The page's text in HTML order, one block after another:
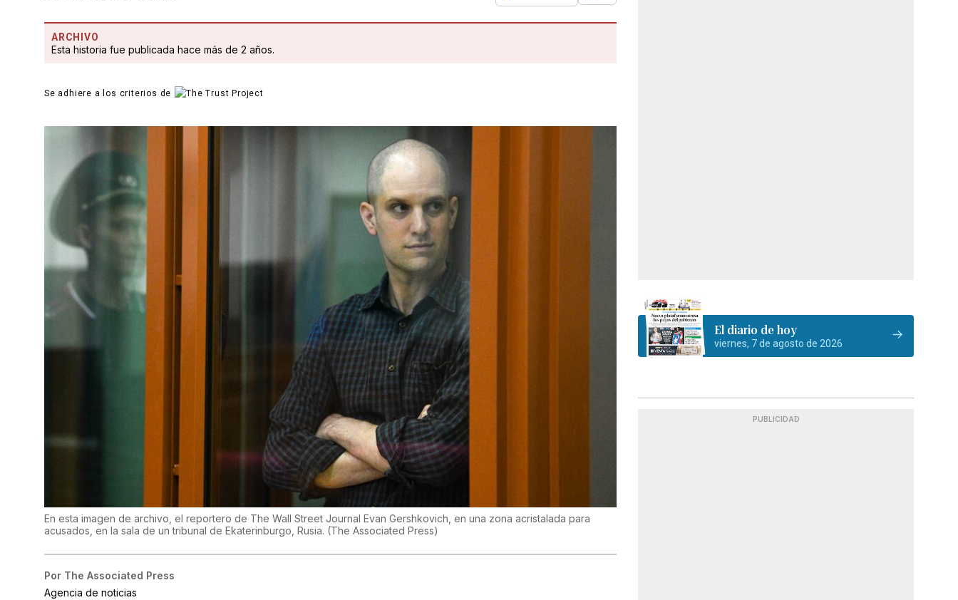
ARCHIVO
Esta historia fue publicada hace más de 2 años.
Se adhiere a los criterios de
En esta imagen de archivo, el reportero de The Wall Street Journal Evan Gershkovich, en una zona acristalada para
acusados, en la sala de un tribunal de Ekaterinburgo, Rusia. (The Associated Press)
Por The Associated Press
Agencia de noticias
El diario de hoy
viernes, 7 de agosto de 2026
PUBLICIDAD